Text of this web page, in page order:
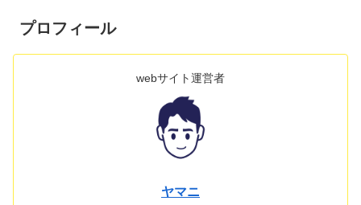
プロフィール
webサイト運営者
ヤマニ